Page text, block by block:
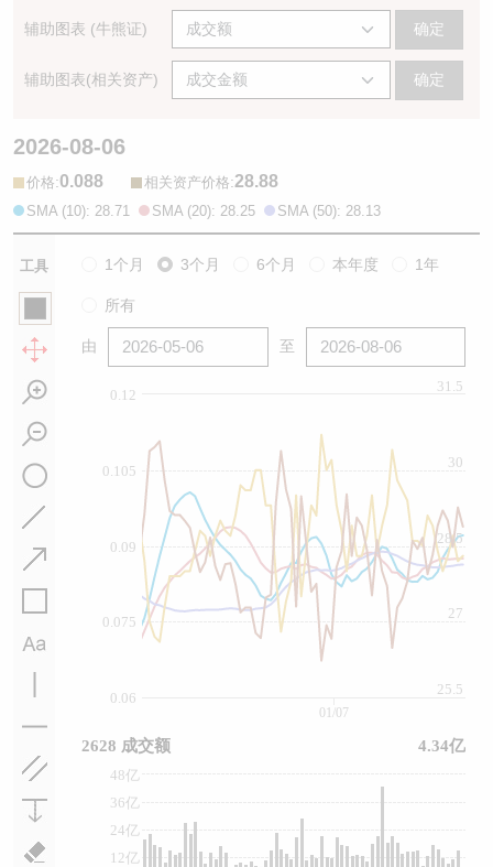
辅助图表 (牛熊证) 确定
辅助图表(相关资产) 确定
2026-08-06
价格:0.088 相关资产价格:28.88
SMA (10): 28.71 SMA (20): 28.25 SMA (50): 28.13
工具 1个月 3个月 6个月 本年度 1年
所有
由 至
0.12
0.06
0.075
0.09
0.105
25.5
27
28.5
30
31.5
12亿
24亿
36亿
48亿
01/07
2628 成交额 4.34亿